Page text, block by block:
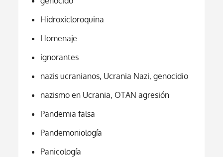
Hidroxicloroquina
Homenaje
ignorantes
nazis ucranianos, Ucrania Nazi, genocidio
nazismo en Ucrania, OTAN agresión
Pandemia falsa
Pandemoniología
Panicología